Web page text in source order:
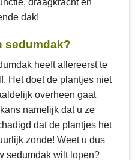
draagkracht en
dak!
sedumdak?
heeft allereerst te
Het doet de plantjes niet
overheen gaat
namelijk dat u ze
dat de plantjes het
zonde! Weet u dus
sedumdak wilt lopen?